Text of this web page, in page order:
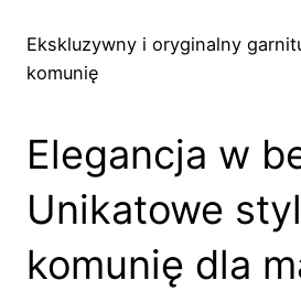
Ekskluzywny i oryginalny
komunię
Elegancja w
Unikatowe
komunię dla